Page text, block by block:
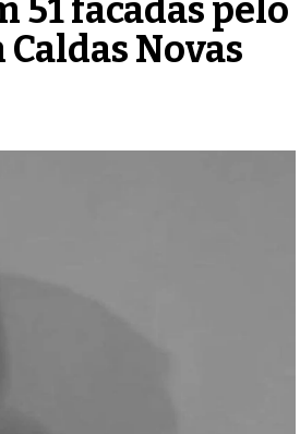
51 facadas pelo
Novas